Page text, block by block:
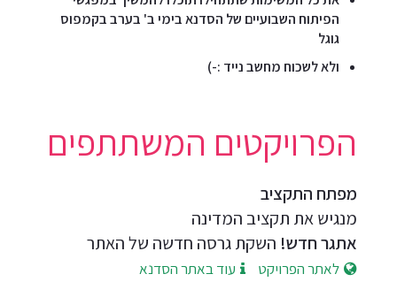
הפיתוח השבועיים של הסדנא בימי ב' בערב בקמפוס
גוגל
ולא לשכוח מחשב נייד :-)
הפרויקטים המשתתפים
מפתח התקציב
מנגיש את תקציב המדינה
השקת גרסה חדשה של האתר
לאתר הפרויקט עוד באתר הסדנא